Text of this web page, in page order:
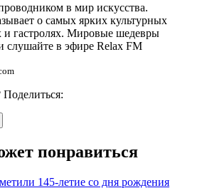
в мир искусства.
о самых ярких культурных
и гастролях. Мировые шедевры
слушайте в эфире Relax FM
Поделиться:
понравиться